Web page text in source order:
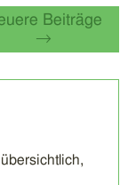
Beiträge
→